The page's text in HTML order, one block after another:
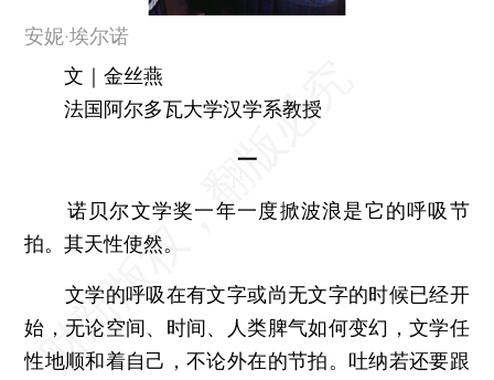
安妮·埃尔诺
文｜金丝燕
法国阿尔多瓦大学汉学系教授
一
诺贝尔文学奖一年一度掀波浪是它的呼吸节
拍。其天性使然。
文学的呼吸在有文字或尚无文字的时候已经开
始，无论空间、时间、人类脾气如何变幻，文学任
性地顺和着自己，不论外在的节拍。吐纳若还要跟